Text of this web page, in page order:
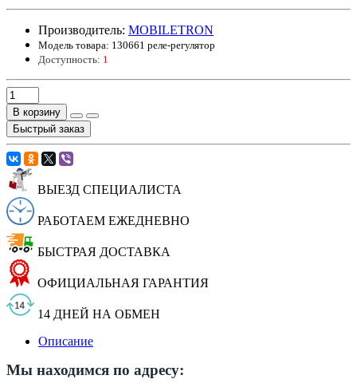
Производитель: MOBILETRON
Модель товара: 130661 реле-регулятор
Доступность: 1
В корзину
Быстрый заказ
ВЫЕЗД СПЕЦИАЛИСТА
РАБОТАЕМ ЕЖЕДНЕВНО
БЫСТРАЯ ДОСТАВКА
ОФИЦИАЛЬНАЯ ГАРАНТИЯ
14 ДНЕЙ НА ОБМЕН
Описание
Мы находимся по адресу: